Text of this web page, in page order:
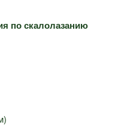
по скалолазанию